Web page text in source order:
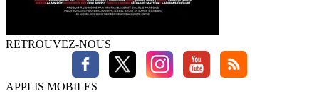
RETROUVEZ-NOUS
APPLIS MOBILES